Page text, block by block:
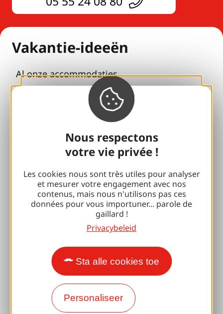
Nous respectons
votre vie privée !
Les cookies nous sont très utiles pour analyser
et mesurer votre engagement avec nos
contenus, mais nous n'utilisons pas ces
données pour vous importuner... parole de
gaillard !
Privacybeleid
Sta alle cookies toe
Personaliseer
Vakantie-ideeën
Al onze accommodaties
Pauzes voor welzijn
Toegankelijkheid
Verantwoord reizen
Reünies en neven en nichten
Espace Pro
Groepen